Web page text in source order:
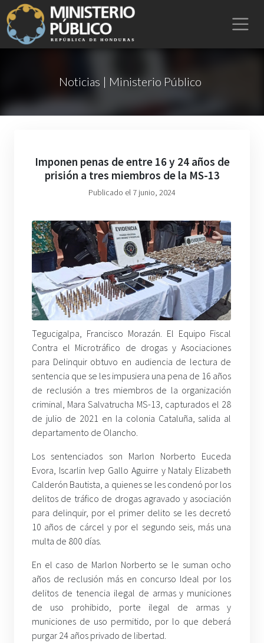
Noticias | Ministerio Público
Imponen penas de entre 16 y 24 años de
prisión a tres miembros de la MS-13
Publicado el 7 junio, 2024
Tegucigalpa, Francisco Morazán. El Equipo Fiscal
Contra el Microtráfico de drogas y Asociaciones
para Delinquir obtuvo en audiencia de lectura de
sentencia que se les impusiera una pena de 16 años
de reclusión a tres miembros de la organización
criminal, Mara Salvatrucha MS-13, capturados el 28
de julio de 2021 en la colonia Cataluña, salida al
departamento de Olancho.
Los sentenciados son Marlon Norberto Euceda
Evora, Iscarlin Ivep Gallo Aguirre y Nataly Elizabeth
Calderón Bautista, a quienes se les condenó por los
delitos de tráfico de drogas agravado y asociación
para delinquir, por el primer delito se les decretó
10 años de cárcel y por el segundo seis, más una
multa de 800 días.
En el caso de Marlon Norberto se le suman ocho
años de reclusión más en concurso Ideal por los
delitos de tenencia ilegal de armas y municiones
de uso prohibido, porte ilegal de armas y
municiones de uso permitido, por lo que deberá
purgar 24 años privado de libertad.